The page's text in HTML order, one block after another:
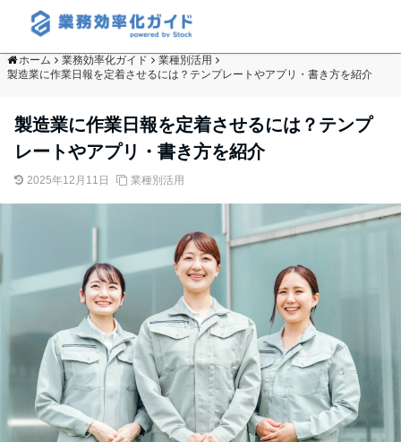
ホーム 業務効率化ガイド
業種別活用
製造業に作業日報を定着させるには？テンプレートやアプリ・書き方を紹介
製造業に作業日報を定着させるには？テンプ
レートやアプリ・書き方を紹介
2025年12月11日 業種別活用